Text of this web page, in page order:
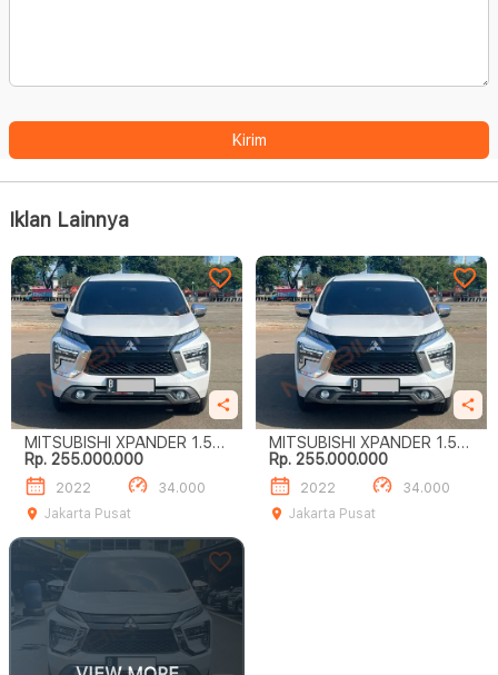
Kirim
Iklan Lainnya
MITSUBISHI XPANDER 1.5L
ULTIMATE A/T
Rp. 255.000.000
2022
34.000
Jakarta Pusat
MITSUBISHI XPANDER 1.5L
ULTIMATE A/T
Rp. 255.000.000
2022
34.000
Jakarta Pusat